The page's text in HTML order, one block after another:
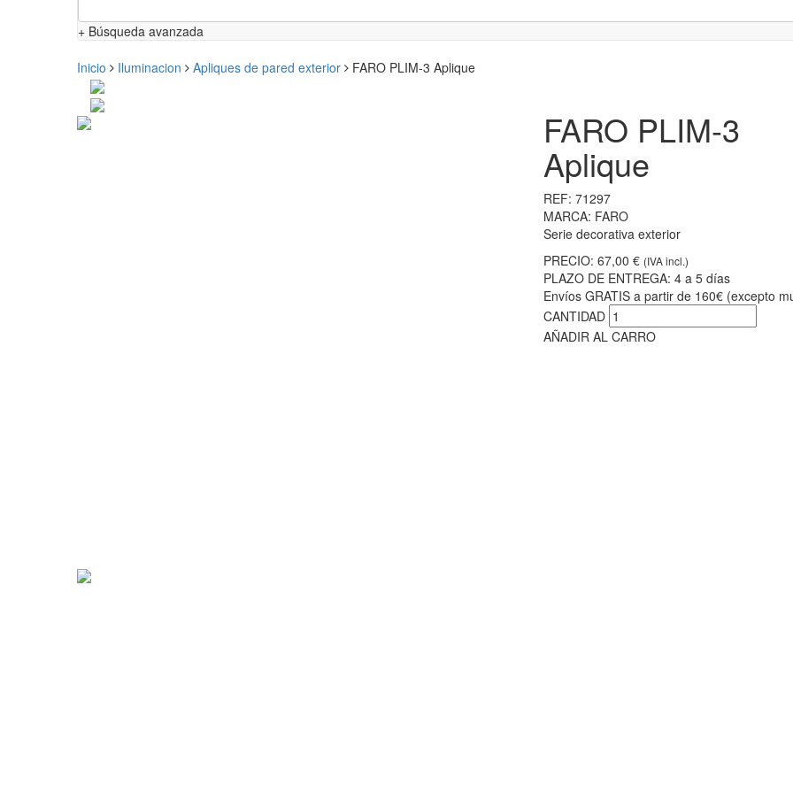
+ Búsqueda avanzada
Inicio Iluminacion Apliques de pared exterior FARO PLIM-3 Aplique
FARO PLIM-3
Aplique
REF: 71297
MARCA: FARO
Serie decorativa exterior
PRECIO: 67,00 € (IVA incl.)
PLAZO DE ENTREGA: 4 a 5 días
Envíos GRATIS a partir de 160€ (excepto
CANTIDAD
AÑADIR AL CARRO